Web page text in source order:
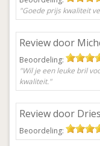
"Goede prijs kwaliteit
Review door
Beoordeling:
"Wil je een leuke bril
kwaliteit."
Review door
Beoordeling: